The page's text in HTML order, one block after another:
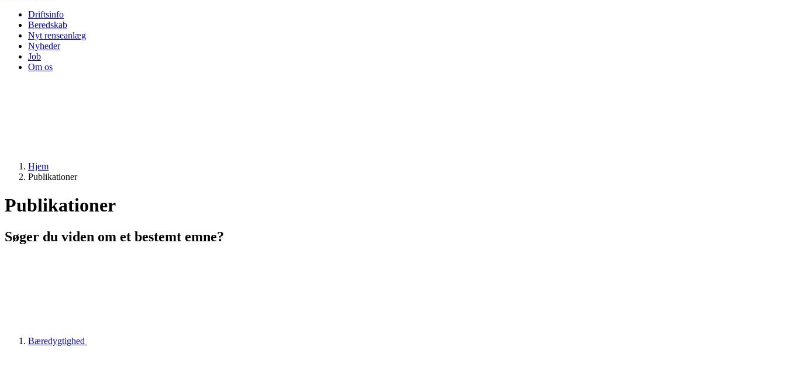
Driftsinfo
Beredskab
Nyt renseanlæg
Nyheder
Job
Om os
Hjem
Publikationer
Publikationer
Søger du viden om et bestemt emne?
Bæredygtighed